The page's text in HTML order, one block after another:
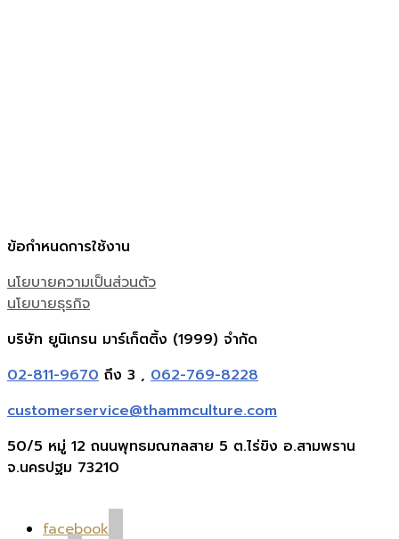
ข้อกำหนดการใช้งาน
นโยบายความเป็นส่วนตัว
นโยบายธุรกิจ
บริษัท ยูนิเกรน มาร์เก็ตติ้ง (1999) จำกัด
02-811-9670 ถึง 3 , 062-769-8228
customerservice@thammculture.com
50/5 หมู่ 12 ถนนพุทธมณฑลสาย 5 ต.ไร่ขิง อ.สามพราน
จ.นครปฐม 73210
facebook